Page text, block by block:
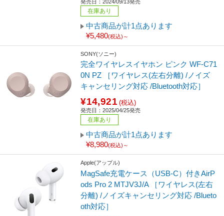
発売日：2024/09/13発売
在庫あり
中古商品が計1点あります
¥5,480(税込)～
SONY(ソニー)
完全ワイヤレスイヤホン ピンク WF-C71
0N PZ ［ワイヤレス(左右分離) /ノイズ
キャンセリング対応 /Bluetooth対応］
¥14,921 (税込)
発売日：2025/04/25発売
在庫あり
中古商品が計1点あります
¥8,980(税込)～
Apple(アップル)
MagSafe充電ケース（USB-C）付きAirP
ods Pro 2 MTJV3J/A ［ワイヤレス(左右
分離) /ノイズキャンセリング対応 /Blueto
oth対応］